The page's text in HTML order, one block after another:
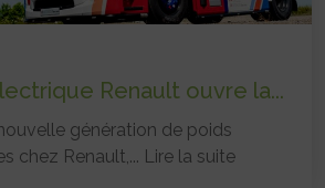
Renault ouvre la...
génération de poids
chez Renault,... Lire la suite